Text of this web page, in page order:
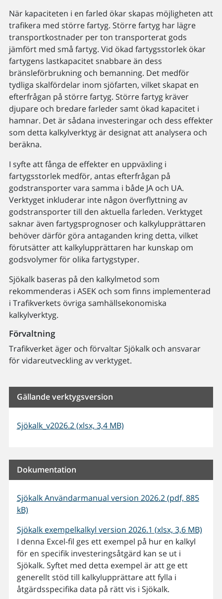
När kapaciteten i en farled ökar skapas möjligheten att
trafikera med större fartyg. Större fartyg har lägre
transportkostnader per ton transporterat gods
jämfört med små fartyg. Vid ökad fartygsstorlek ökar
fartygens lastkapacitet snabbare än dess
bränsleförbrukning och bemanning. Det medför
tydliga skalfördelar inom sjöfarten, vilket skapat en
efterfrågan på större fartyg. Större fartyg kräver
djupare och bredare farleder samt ökad kapacitet i
hamnar. Det är sådana investeringar och dess effekter
som detta kalkylverktyg är designat att analysera och
beräkna.
I syfte att fånga de effekter en uppväxling i
fartygsstorlek medför, antas efterfrågan på
godstransporter vara samma i både JA och UA.
Verktyget inkluderar inte någon överflyttning av
godstransporter till den aktuella farleden. Verktyget
saknar även fartygsprognoser och kalkylupprättaren
behöver därför göra antaganden kring detta, vilket
förutsätter att kalkylupprättaren har kunskap om
godsvolymer för olika fartygstyper.
Sjökalk baseras på den kalkylmetod som
rekommenderas i ASEK och som finns implementerad
i Trafikverkets övriga samhällsekonomiska
kalkylverktyg.
Förvaltning
Trafikverket äger och förvaltar Sjökalk och ansvarar
för vidareutveckling av verktyget.
Gällande verktygsversion
Sjökalk_v2026.2 (xlsx, 3,4 MB)
Dokumentation
Sjökalk Användarmanual version 2026.2 (pdf, 885
kB)
Sjökalk exempelkalkyl version 2026.1 (xlsx, 3,6 MB)
I denna Excel-fil ges ett exempel på hur en kalkyl
för en specifik investeringsåtgärd kan se ut i
Sjökalk. Syftet med detta exempel är att ge ett
generellt stöd till kalkylupprättare att fylla i
åtgärdsspecifika data på rätt vis i Sjökalk.